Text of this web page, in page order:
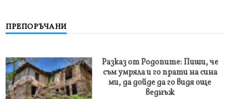
ПРЕПОРЪЧАНИ
Разказ от Родопите: Пиши, че
съм умряла и го прати на сина
ми, да дойде да го видя още
веднъж